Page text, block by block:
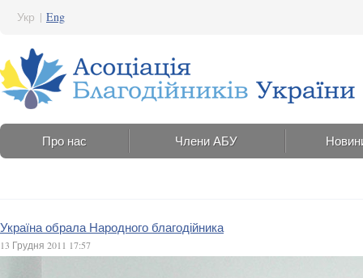
Укр | Eng
Про нас Члени АБУ
Україна обрала Народного благодійника
13 Грудня 2011 17:57